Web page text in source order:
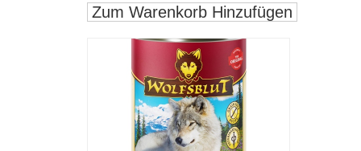
Zum Warenkorb Hinzufügen